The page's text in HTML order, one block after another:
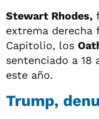
Stewart Rhodes,
extrema derecha
Capitolio, los
sentenciado a 18
este año.
Trump,